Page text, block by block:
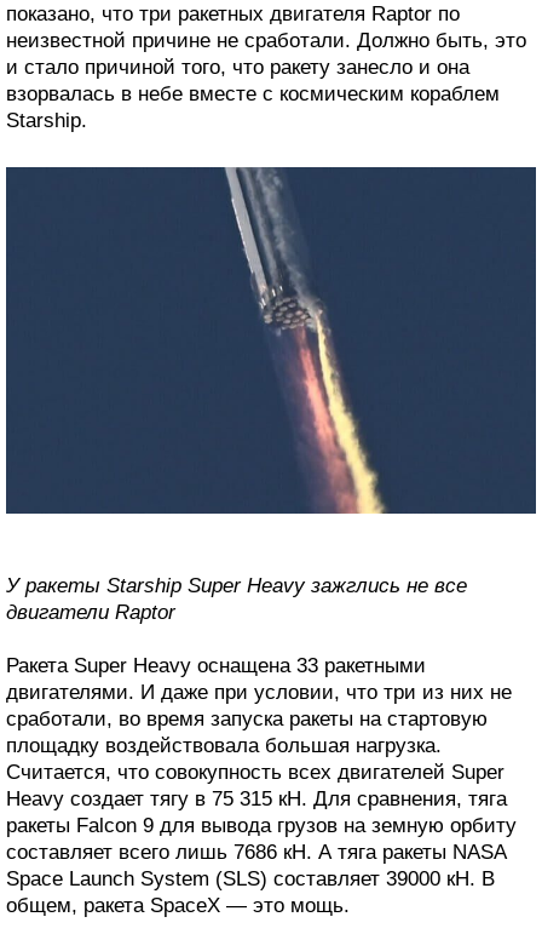
показано, что три ракетных двигателя Raptor по
неизвестной причине не сработали. Должно быть, это
и стало причиной того, что ракету занесло и она
взорвалась в небе вместе с космическим кораблем
Starship.
У ракеты Starship Super Heavy зажглись не все
двигатели Raptor
Ракета Super Heavy оснащена 33 ракетными
двигателями. И даже при условии, что три из них не
сработали, во время запуска ракеты на стартовую
площадку воздействовала большая нагрузка.
Считается, что совокупность всех двигателей Super
Heavy создает тягу в 75 315 кН. Для сравнения, тяга
ракеты Falcon 9 для вывода грузов на земную орбиту
составляет всего лишь 7686 кН. А тяга ракеты NASA
Space Launch System (SLS) составляет 39000 кН. В
общем, ракета SpaceX — это мощь.